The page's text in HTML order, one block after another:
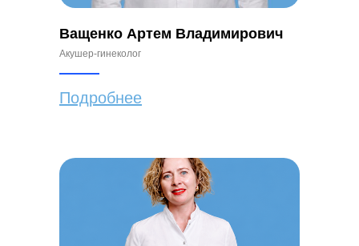
Ващенко Артем Владимирович
Акушер-гинеколог
Подробнее